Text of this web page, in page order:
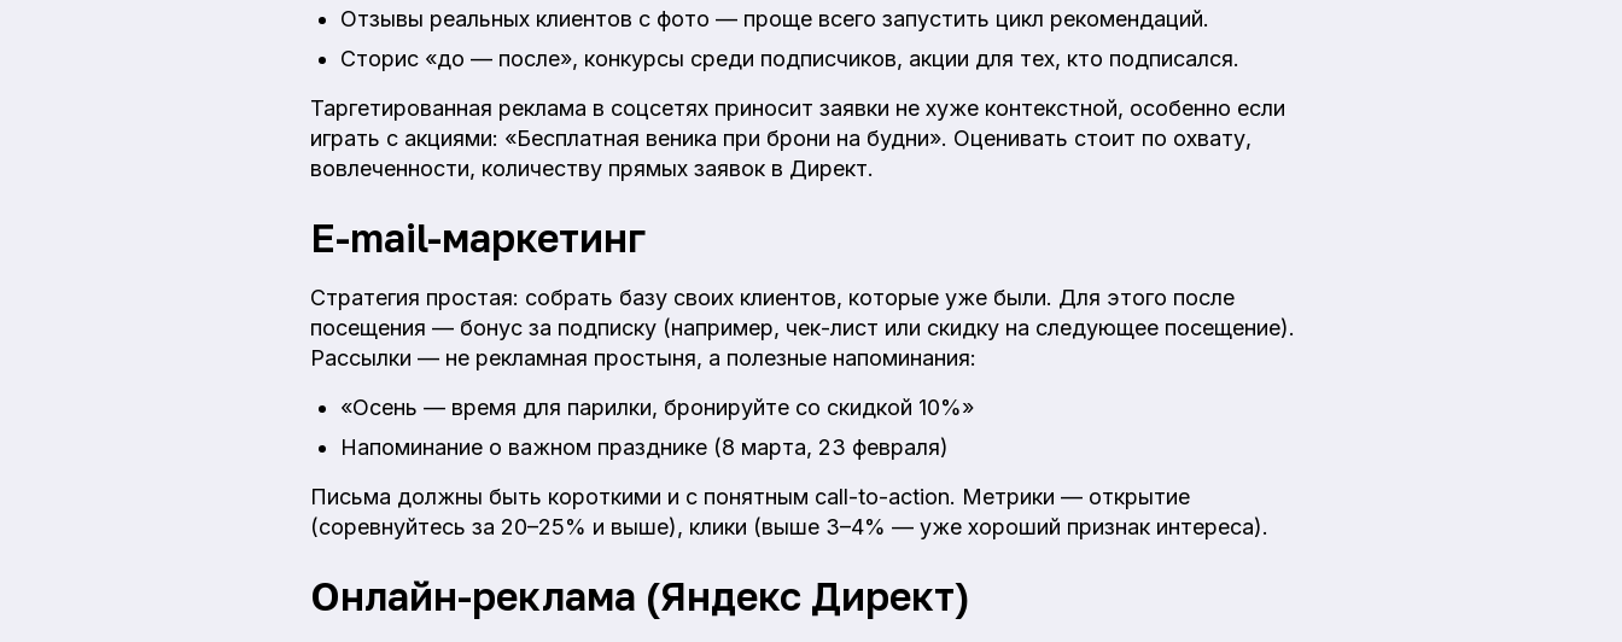
Отзывы реальных клиентов с фото — проще всего запустить цикл рекомендаций.
Сторис «до — после», конкурсы среди подписчиков, акции для тех, кто подписался.
Таргетированная реклама в соцсетях приносит заявки не хуже контекстной, особенно если
играть с акциями: «Бесплатная веника при брони на будни». Оценивать стоит по охвату,
вовлеченности, количеству прямых заявок в Директ.
E-mail-маркетинг
Стратегия простая: собрать базу своих клиентов, которые уже были. Для этого после
посещения — бонус за подписку (например, чек-лист или скидку на следующее посещение).
Рассылки — не рекламная простыня, а полезные напоминания:
«Осень — время для парилки, бронируйте со скидкой 10%»
Напоминание о важном празднике (8 марта, 23 февраля)
Письма должны быть короткими и с понятным call-to-action. Метрики — открытие
(соревнуйтесь за 20–25% и выше), клики (выше 3–4% — уже хороший признак интереса).
Онлайн-реклама (Яндекс Директ)